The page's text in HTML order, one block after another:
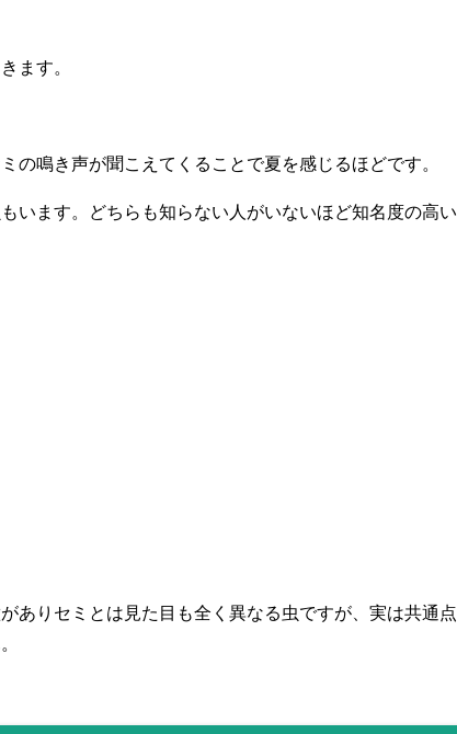
ます。
の鳴き声が聞こえてくることで夏を感じるほどです。
います。どちらも知らない人がいないほど知名度の高い
ありセミとは見た目も全く異なる虫ですが、実は共通点